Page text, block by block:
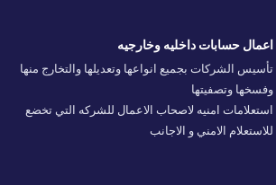
اعمال حسابات داخليه وخارجيه
تأسيس الشركات بجميع انواعها وتعديلها والتخارج منها
وفسخها وتصفيتها
استعلامات امنيه لاصحاب الاعمال للشركه التي تخضع
للاستعلام الامني و الاجانب